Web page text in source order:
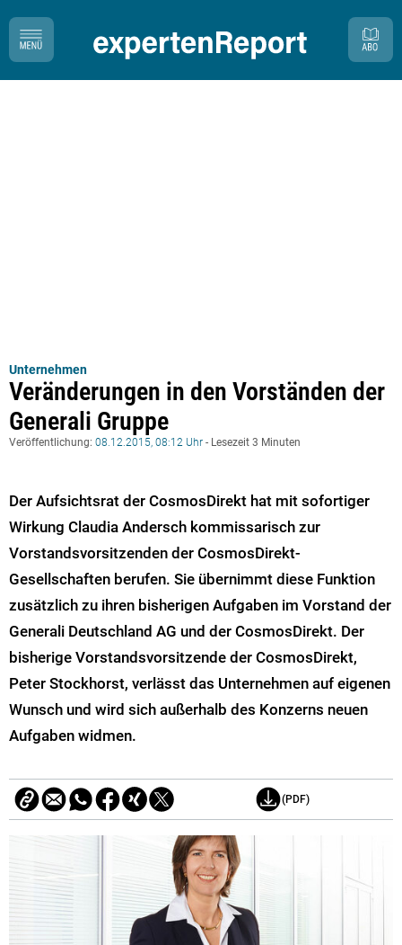
Unternehmen
Veränderungen in den Vorständen der
Generali Gruppe
Veröffentlichung: 08.12.2015, 08:12 Uhr - Lesezeit 3 Minuten
Der Aufsichtsrat der CosmosDirekt hat mit sofortiger
Wirkung Claudia Andersch kommissarisch zur
Vorstandsvorsitzenden der CosmosDirekt-
Gesellschaften berufen. Sie übernimmt diese Funktion
zusätzlich zu ihren bisherigen Aufgaben im Vorstand der
Generali Deutschland AG und der CosmosDirekt. Der
bisherige Vorstandsvorsitzende der CosmosDirekt,
Peter Stockhorst, verlässt das Unternehmen auf eigenen
Wunsch und wird sich außerhalb des Konzerns neuen
Aufgaben widmen.
(PDF)